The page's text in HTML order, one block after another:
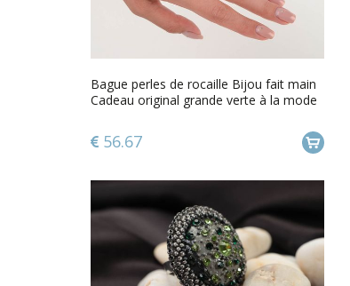
Bague perles de rocaille Bijou fait main
Cadeau original grande verte à la mode
56.67